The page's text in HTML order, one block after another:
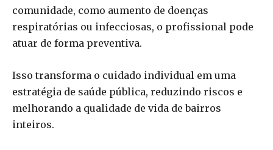
comunidade, como aumento de doenças
respiratórias ou infecciosas, o profissional pode
atuar de forma preventiva.
Isso transforma o cuidado individual em uma
estratégia de saúde pública, reduzindo riscos e
melhorando a qualidade de vida de bairros
inteiros.